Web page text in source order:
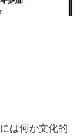
は何か文化的